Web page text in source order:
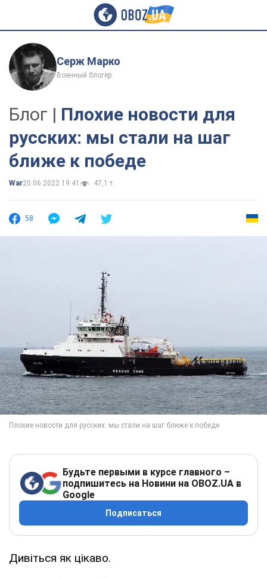
Серж Марко
Военный блогер
Блог | Плохие новости для
русских: мы стали на шаг
ближе к победе
War20.06.2022 19:41 47,1 т.
58
Будьте первыми в курсе главного –
подпишитесь на Новини на OBOZ.UA в
Google
Подписаться
Дивіться як цікаво.